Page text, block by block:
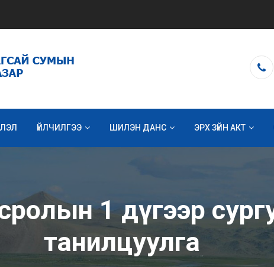
ҮЙЛЧИЛГЭЭ ШИЛЭН ДАНС ЭРХ ЗҮЙН АКТ
1 дүгээр
танилцуулга